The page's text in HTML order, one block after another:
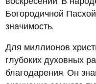
Богородичной
значимость.
Для миллионов
глубоких духовных
благодарения. Он